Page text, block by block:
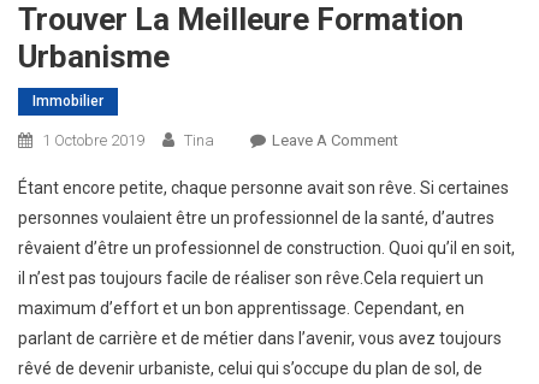
Trouver La Meilleure Formation
Urbanisme
Immobilier
1 Octobre 2019 Tina Leave A CommentOn
La
Meilleure
Formation
Urbanisme
Étant encore petite, chaque personne avait son rêve. Si certaines
personnes voulaient être un professionnel de la santé, d’autres
rêvaient d’être un professionnel de construction. Quoi qu’il en soit,
il n’est pas toujours facile de réaliser son rêve.Cela requiert un
maximum d’effort et un bon apprentissage. Cependant, en
parlant de carrière et de métier dans l’avenir, vous avez toujours
rêvé de devenir urbaniste, celui qui s’occupe du plan de sol, de